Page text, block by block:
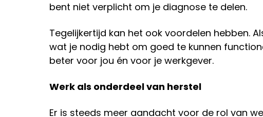
bent niet verplicht om je diagnose te delen.
Tegelijkertijd kan het ook voordelen hebben.
wat je nodig hebt om goed te kunnen
beter voor jou én voor je werkgever.
Werk als onderdeel van herstel
Er is steeds meer aandacht voor de rol van